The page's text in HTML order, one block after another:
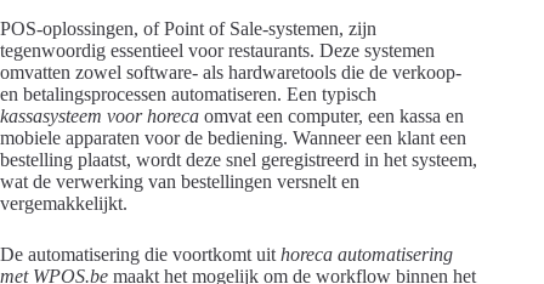
POS-oplossingen, of Point of Sale-systemen, zijn
tegenwoordig essentieel voor restaurants. Deze systemen
omvatten zowel software- als hardwaretools die de verkoop-
en betalingsprocessen automatiseren. Een typisch
kassasysteem voor horeca omvat een computer, een kassa en
mobiele apparaten voor de bediening. Wanneer een klant een
bestelling plaatst, wordt deze snel geregistreerd in het systeem,
wat de verwerking van bestellingen versnelt en
vergemakkelijkt.
De automatisering die voortkomt uit horeca automatisering
met WPOS.be maakt het mogelijk om de workflow binnen het